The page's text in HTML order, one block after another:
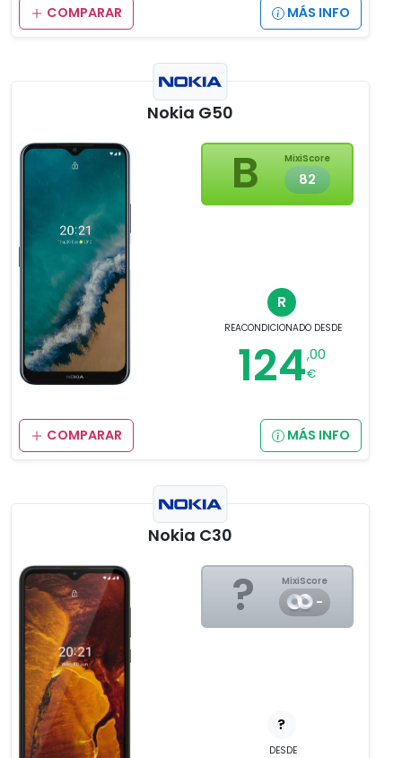
COMPARAR MÁS INFO
Nokia G50
B MixiScore
82
R
REACONDICIONADO DESDE
124,00
€
COMPARAR MÁS INFO
Nokia C30
? MixiScore
-
?
DESDE